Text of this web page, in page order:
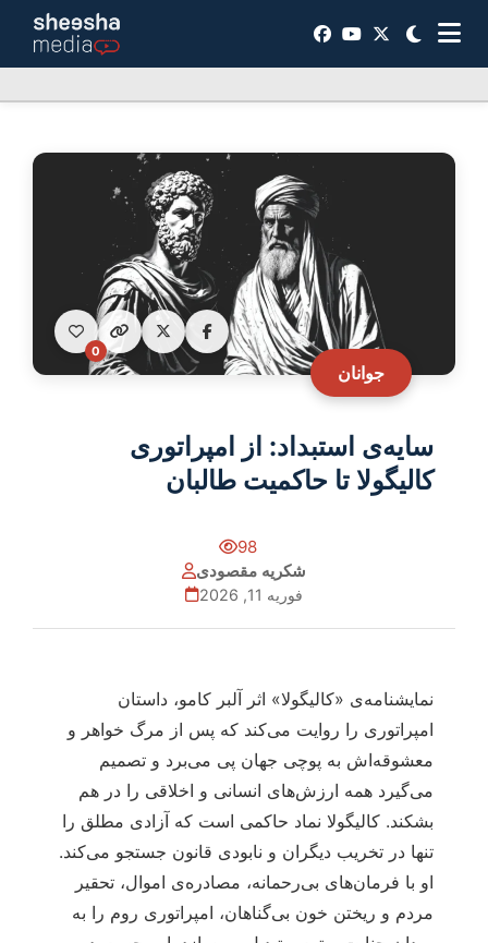
جوانان
0
سایه‌ی استبداد: از امپراتوری
کالیگولا تا حاکمیت طالبان
98
شکریه مقصودی
فوریه 11, 2026
نمایشنامه‌ی «کالیگولا» اثر آلبر کامو، داستان
امپراتوری را روایت می‌کند که پس از مرگ خواهر و
معشوقه‌اش به پوچی جهان پی می‌برد و تصمیم
می‌گیرد همه ارزش‌های انسانی و اخلاقی را در هم
بشکند. کالیگولا نماد حاکمی است که آزادی مطلق را
تنها در تخریب دیگران و نابودی قانون جستجو می‌کند.
او با فرمان‌های بی‌رحمانه، مصادره‌ی اموال، تحقیر
مردم و ریختن خون بی‌گناهان، امپراتوری روم را به